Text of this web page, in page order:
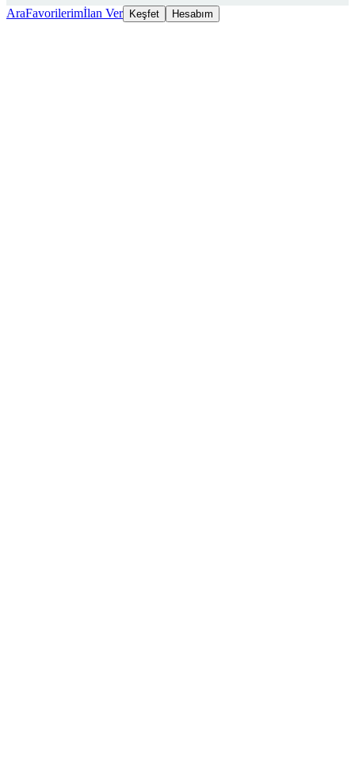
AraFavorilerimİlan Ver Keşfet Hesabım